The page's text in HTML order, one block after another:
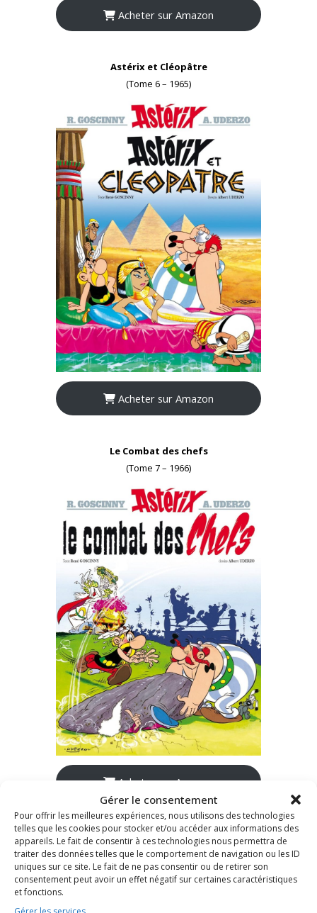
Gérer le consentement
Pour offrir les meilleures expériences, nous utilisons des technologies
telles que les cookies pour stocker et/ou accéder aux informations des
appareils. Le fait de consentir à ces technologies nous permettra de
traiter des données telles que le comportement de navigation ou les ID
uniques sur ce site. Le fait de ne pas consentir ou de retirer son
consentement peut avoir un effet négatif sur certaines caractéristiques
et fonctions.
Acheter sur Amazon
Astérix et Cléopâtre
(Tome 6 – 1965)
Acheter sur Amazon
Le Combat des chefs
(Tome 7 – 1966)
Acheter sur Amazon
Astérix chez les Bretons
(Tome 8 – 1966)